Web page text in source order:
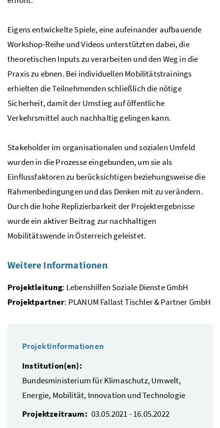
Eigens entwickelte Spiele, eine aufeinander aufbauende
Workshop-Reihe und Videos unterstützten dabei, die
theoretischen Inputs zu verarbeiten und den Weg in die
Praxis zu ebnen. Bei individuellen Mobilitätstrainings
erhielten die Teilnehmenden schließlich die nötige
Sicherheit, damit der Umstieg auf öffentliche
Verkehrsmittel auch nachhaltig gelingen kann.
Stakeholderim organisationalen und sozialen Umfeld
wurden in die Prozesse eingebunden, um sie als
Einflussfaktoren zu berücksichtigen beziehungsweise die
Rahmenbedingungen und das Denken mit zu verändern.
Durch die hohe Replizierbarkeit der Projektergebnisse
wurde ein aktiver Beitrag zur nachhaltigen
Mobilitätswende in Österreich geleistet.
Weitere Informationen
Projektleitung: Lebenshilfen Soziale DiensteGmbH
Projektpartner: PLANUM Fallast Tischler & Partner GmbH
Projektinformationen
Institution(en):
Bundesministerium für Klimaschutz, Umwelt,
Energie, Mobilität, Innovation und Technologie
Projektzeitraum: 03.05.2021 - 16.05.2022